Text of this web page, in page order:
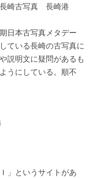
崎古写真 長崎港
日本古写真メタデー
ている長崎の古写真に
説明文に疑問があるも
うにしている。順不
」というサイトがあ